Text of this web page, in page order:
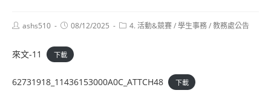
Postashs510
Post08/12/2025
Post4. 活動&競賽/學生事務/教務處公告
來文-11 下載
62731918_11436153000A0C_ATTCH48 下載